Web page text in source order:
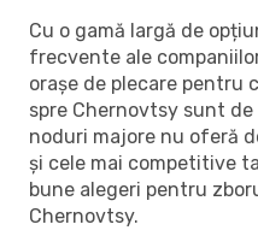
Cu o gamă largă de
frecvente ale
orașe de plecare pentru
spre Chernovtsy sunt
noduri majore nu oferă
și cele mai competitive
bune alegeri pentru
Chernovtsy.